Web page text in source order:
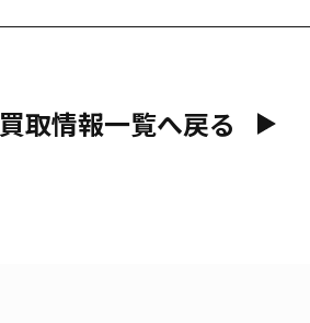
買取情報一覧へ戻る